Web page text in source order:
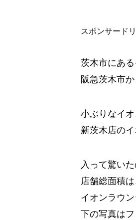
スポンサード
茨木市にあ
阪急茨木市
小ぶりなイ
新茨木店の
入って驚い
店舗総面積
イオンラウ
下の写真はフ